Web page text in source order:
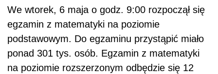
We wtorek, 6 maja o godz. 9:00 rozpoczął się
egzamin z matematyki na poziomie
podstawowym. Do egzaminu przystąpić miało
ponad 301 tys. osób. Egzamin z matematyki
na poziomie rozszerzonym odbędzie się 12